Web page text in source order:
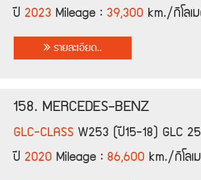
ปี 2023 Mileage : 39,300 km./กิโลเ
รายละเอียด..
158. MERCEDES-BENZ
GLC-CLASS W253 (ปี15-18) GLC
ปี 2020 Mileage : 86,600 km./กิโลเ